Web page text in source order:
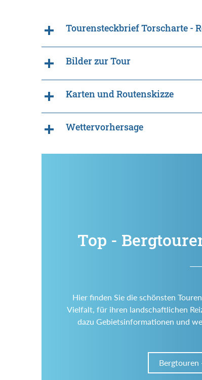
Tourensteckbrief Torscharte -
Bilder zur Tour
Karten und Routenskizze
Wettervorhersage
Top -
Hier finden Sie die schönsten
Vielfalt, für ihren landschaftlichen
dazu Gebietsinformationen und
Bergtouren